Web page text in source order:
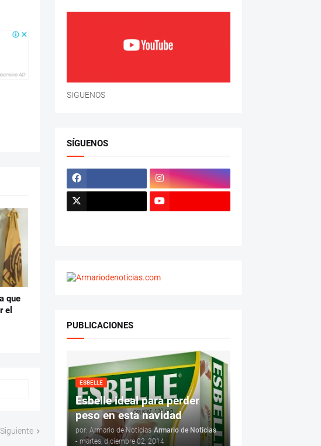
que
el
SIGUENOS
SÍGUENOS
PUBLICACIONES
ESBELLE
Esbelle ideal para perder
peso en esta navidad
por: Armario de Noticias Armario de Noticias
- martes, diciembre 02, 2014